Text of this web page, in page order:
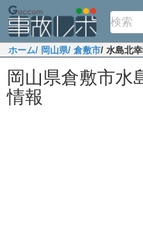
ホーム/ 岡山県/ 倉敷市/ 水島北
岡山県倉敷市水
情報